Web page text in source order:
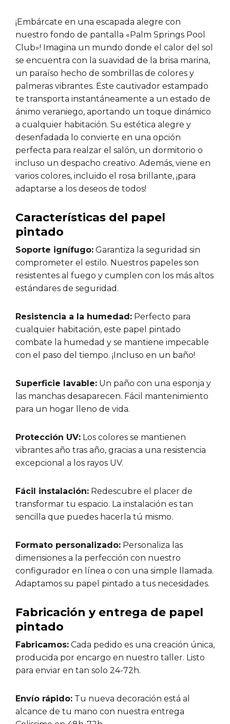
¡Embárcate en una escapada alegre con
nuestro fondo de pantalla «Palm Springs Pool
Club»! Imagina un mundo donde el calor del sol
se encuentra con la suavidad de la brisa marina,
un paraíso hecho de sombrillas de colores y
palmeras vibrantes. Este cautivador estampado
te transporta instantáneamente a un estado de
ánimo veraniego, aportando un toque dinámico
a cualquier habitación. Su estética alegre y
desenfadada lo convierte en una opción
perfecta para realzar el salón, un dormitorio o
incluso un despacho creativo. Además, viene en
varios colores, incluido el rosa brillante, ¡para
adaptarse a los deseos de todos!
Características del papel
pintado
Soporte ignífugo: Garantiza la seguridad sin
comprometer el estilo. Nuestros papeles son
resistentes al fuego y cumplen con los más altos
estándares de seguridad.
Resistencia a la humedad: Perfecto para
cualquier habitación, este papel pintado
combate la humedad y se mantiene impecable
con el paso del tiempo. ¡Incluso en un baño!
Superficie lavable: Un paño con una esponja y
las manchas desaparecen. Fácil mantenimiento
para un hogar lleno de vida.
Protección UV: Los colores se mantienen
vibrantes año tras año, gracias a una resistencia
excepcional a los rayos UV.
Fácil instalación: Redescubre el placer de
transformar tu espacio. La instalación es tan
sencilla que puedes hacerla tú mismo.
Formato personalizado: Personaliza las
dimensiones a la perfección con nuestro
configurador en línea o con una simple llamada.
Adaptamos su papel pintado a tus necesidades.
Fabricación y entrega de papel
pintado
Fabricamos: Cada pedido es una creación única,
producida por encargo en nuestro taller. Listo
para enviar en tan solo 24-72h.
Envío rápido: Tu nueva decoración está al
alcance de tu mano con nuestra entrega